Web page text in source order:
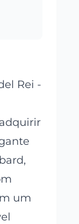
Rei -
um